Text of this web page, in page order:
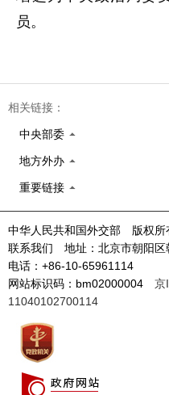
员。
相关链接：
中央部委
地方外办
重要链接
中华人民共和国外交部 版权所
联系我们 地址：北京市朝阳
电话：+86-10-65961114
网站标识码：bm02000004 京
11040102700114